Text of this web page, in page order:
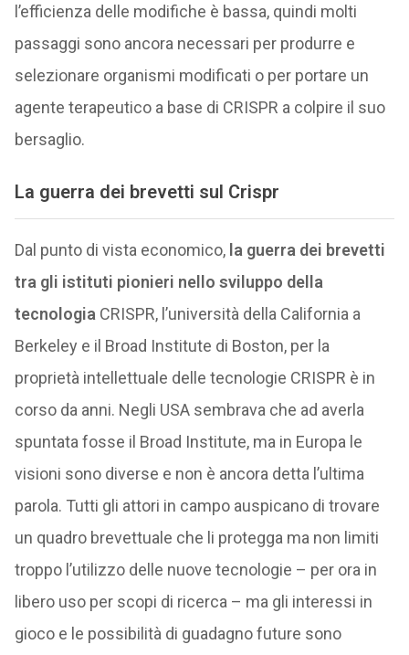
l’efficienza delle modifiche è bassa, quindi molti
passaggi sono ancora necessari per produrre e
selezionare organismi modificati o per portare un
agente terapeutico a base di CRISPR a colpire il suo
bersaglio.
La guerra dei brevetti sul Crispr
Dal punto di vista economico, la guerra dei brevetti
tra gli istituti pionieri nello sviluppo della
tecnologia CRISPR, l’università della California a
Berkeley e il Broad Institute di Boston, per la
proprietà intellettuale delle tecnologie CRISPR è in
corso da anni. Negli USA sembrava che ad averla
spuntata fosse il Broad Institute, ma in Europa le
visioni sono diverse e non è ancora detta l’ultima
parola. Tutti gli attori in campo auspicano di trovare
un quadro brevettuale che li protegga ma non limiti
troppo l’utilizzo delle nuove tecnologie – per ora in
libero uso per scopi di ricerca – ma gli interessi in
gioco e le possibilità di guadagno future sono